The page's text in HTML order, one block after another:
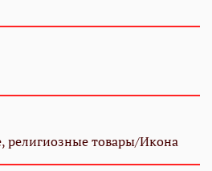
религиозные товары/Икона